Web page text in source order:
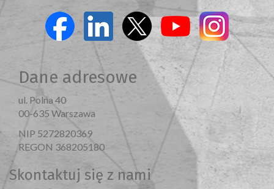
Dane adresowe
ul. Polna 40
00-635 Warszawa
NIP 5272820369
REGON 368205180
Skontaktuj się z nami